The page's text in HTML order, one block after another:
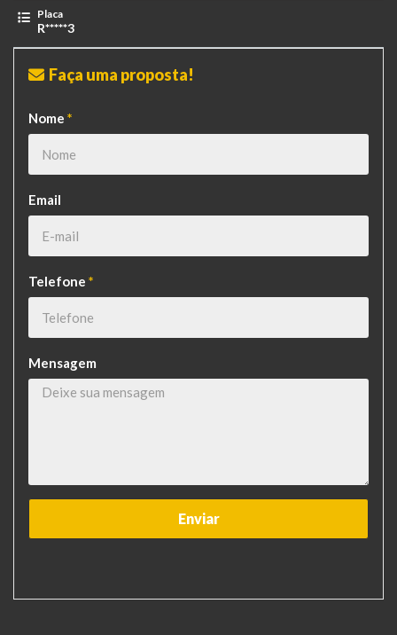
Placa
R*****3
Faça uma proposta!
Nome *
Email
Telefone *
Mensagem